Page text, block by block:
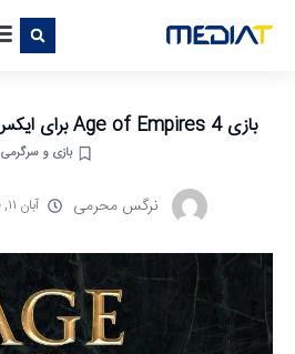
بازی Age of Empires 4 برای ایکس باکس منتشر می‌شود؟
بازی و سرگرمی
نرگس محرمی آبان ۱۱, ۱۴۰۰